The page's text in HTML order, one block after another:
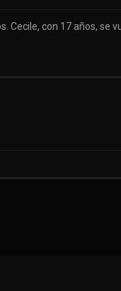
Cecile, con 17 años, se